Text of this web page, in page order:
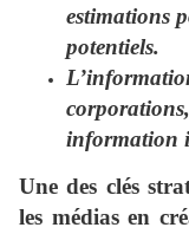
estimations
potentiels.
information
Une des clés
les médias en